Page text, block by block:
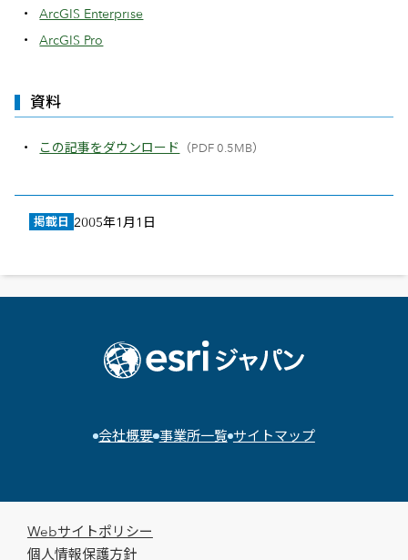
掲載日 2005年1月1日
ArcGIS Enterprise
ArcGIS Pro
資料
この記事をダウンロード （PDF 0.5MB）
会社概要 事業所一覧 サイトマップ
Webサイトポリシー
個人情報保護方針